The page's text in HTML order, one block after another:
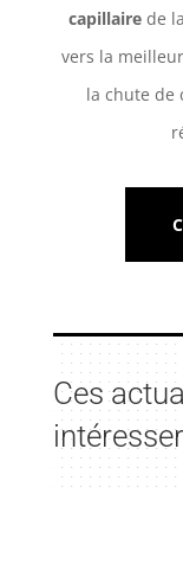
capillairede la
vers la
la chute de
Ces
intéresser